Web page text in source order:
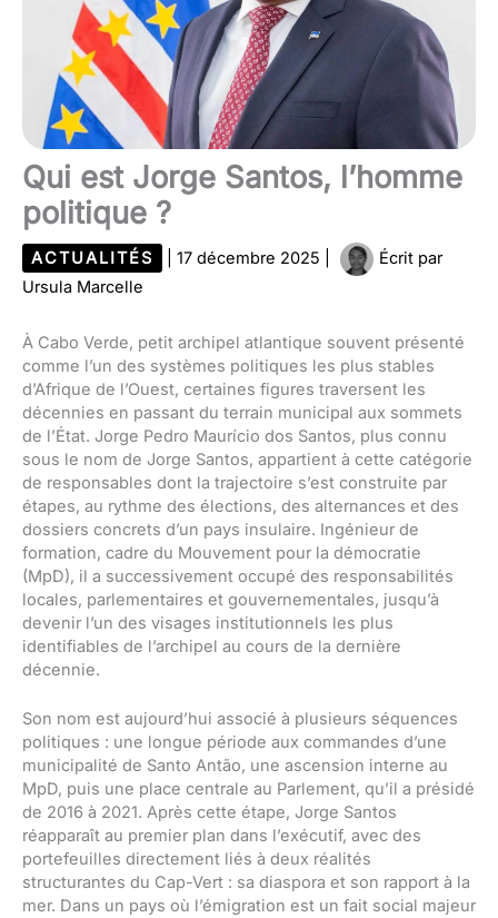
Qui est Jorge Santos, l’homme
politique ?
ACTUALITÉS 17 décembre 2025
Écrit par
Ursula Marcelle
À Cabo Verde, petit archipel atlantique souvent présenté
comme l’un des systèmes politiques les plus stables
d’Afrique de l’Ouest, certaines figures traversent les
décennies en passant du terrain municipal aux sommets
de l’État. Jorge Pedro Maurício dos Santos, plus connu
sous le nom de Jorge Santos, appartient à cette catégorie
de responsables dont la trajectoire s’est construite par
étapes, au rythme des élections, des alternances et des
dossiers concrets d’un pays insulaire. Ingénieur de
formation, cadre du Mouvement pour la démocratie
(MpD), il a successivement occupé des responsabilités
locales, parlementaires et gouvernementales, jusqu’à
devenir l’un des visages institutionnels les plus
identifiables de l’archipel au cours de la dernière
décennie.
Son nom est aujourd’hui associé à plusieurs séquences
politiques : une longue période aux commandes d’une
municipalité de Santo Antão, une ascension interne au
MpD, puis une place centrale au Parlement, qu’il a présidé
de 2016 à 2021. Après cette étape, Jorge Santos
réapparaît au premier plan dans l’exécutif, avec des
portefeuilles directement liés à deux réalités
structurantes du Cap-Vert : sa diaspora et son rapport à la
mer. Dans un pays où l’émigration est un fait social majeur